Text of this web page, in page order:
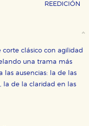
REEDICIÓN
clásico con agilidad
una trama más
las ausencias: la de las
la de la claridad en las